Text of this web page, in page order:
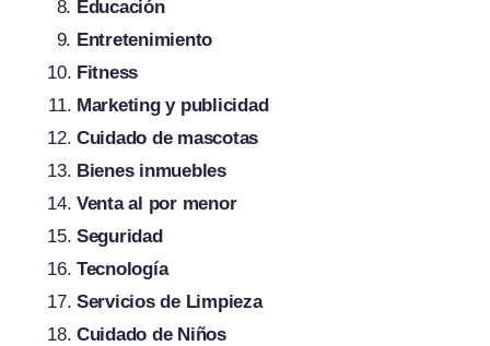
Educación
Entretenimiento
Fitness
Marketing y publicidad
Cuidado de mascotas
Bienes inmuebles
Venta al por menor
Seguridad
Tecnología
Servicios de Limpieza
Cuidado de Niños